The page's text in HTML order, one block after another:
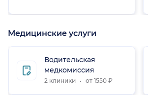
Медицинские услуги
Водительская
медкомиссия
2 клиники от 1550 ₽